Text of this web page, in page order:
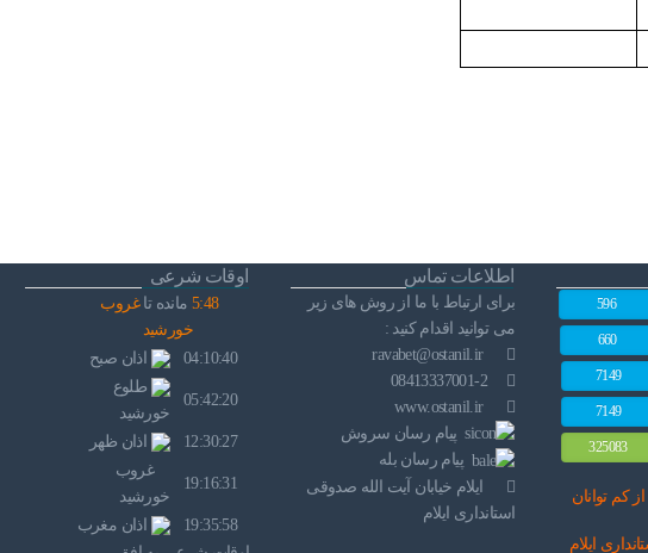
596
660
7149
7149
325083
کم توانان
ایلام
اطلاعات تماس
برای ارتباط با ما از روش های زیر
می توانید اقدام کنید :
ravabet@ostanil.ir
www.ostanil.ir
پیام رسان سروش
پیام رسان بله
ایلام خیابان آیت الله صدوقی
استانداری ایلام
اوقات شرعی
5:48 مانده تاغروب
خورشید
04:10:40
اذان صبح
05:42:20
طلوع
خورشید
12:30:27
اذان ظهر
19:16:31
غروب
خورشید
19:35:58
اذان مغرب